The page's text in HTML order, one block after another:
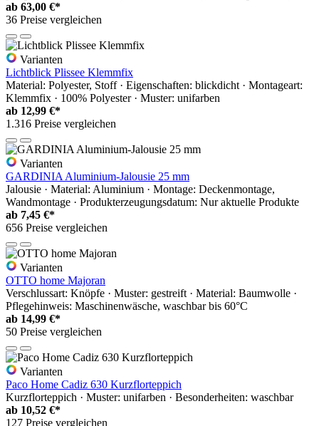
ab 63,00 €*
36 Preise vergleichen
Varianten
Lichtblick Plissee Klemmfix
Material: Polyester, Stoff · Eigenschaften: blickdicht · Montageart:
Klemmfix · 100% Polyester · Muster: unifarben
ab 12,99 €*
1.316 Preise vergleichen
Varianten
GARDINIA Aluminium-Jalousie 25 mm
Jalousie · Material: Aluminium · Montage: Deckenmontage,
Wandmontage · Produkterzeugungsdatum: Nur aktuelle Produkte
ab 7,45 €*
656 Preise vergleichen
Varianten
OTTO home Majoran
Verschlussart: Knöpfe · Muster: gestreift · Material: Baumwolle ·
Pflegehinweis: Maschinenwäsche, waschbar bis 60°C
ab 14,99 €*
50 Preise vergleichen
Varianten
Paco Home Cadiz 630 Kurzflorteppich
Kurzflorteppich · Muster: unifarben · Besonderheiten: waschbar
ab 10,52 €*
127 Preise vergleichen